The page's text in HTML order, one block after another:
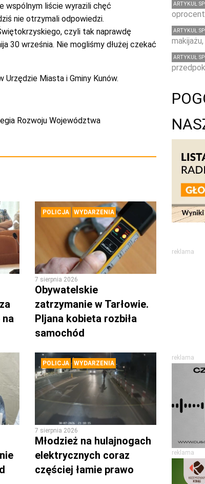
wspólnym liście wyrazili chęć
nie otrzymali odpowiedzi.
czyli tak naprawdę
30 września. Nie mogliśmy dłużej czekać
Urzędzie Miasta i Gminy Kunów.
Rozwoju Województwa
POLICJA WYDARZENIA
7 sierpnia 2026
Obywatelskie
zatrzymanie w Tarłowie.
PIjana kobieta rozbiła
samochód
POLICJA WYDARZENIA
7 sierpnia 2026
Młodzież na hulajnogach
elektrycznych coraz
częściej łamie prawo
ARTYKUŁ
ARTYKUŁ
ARTYKUŁ
reklama
reklama
reklama